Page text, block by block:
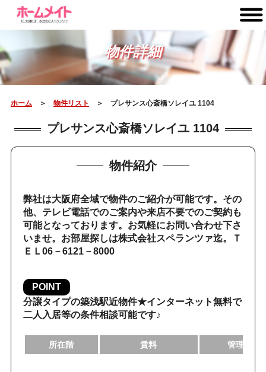
物件詳細
ホーム＞ 物件リスト ＞ プレサンス心斎橋ソレイユ 1104
プレサンス心斎橋ソレイユ 1104
物件紹介
弊社は大阪府全域で物件のご紹介が可能です。その
他、テレビ電話でのご案内や来店不要でのご契約も
可能となっております。お気軽にお問い合わせ下さ
いませ。お部屋探しは株式会社スペランツァ迄。Ｔ
ＥＬ06－6121－8000
POINT
分譲タイプの築浅駅近物件★インターネット無料で
二人入居等の条件相談可能です♪
所在階 賃料 管理費・